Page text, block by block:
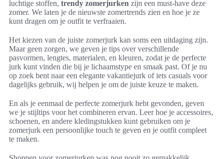
luchtige stoffen, trendy zomerjurken zijn een must-have deze
zomer. We laten je de nieuwste zomertrends zien en hoe je ze
kunt dragen om je outfit te verfraaien.
Het kiezen van de juiste zomerjurk kan soms een uitdaging zijn.
Maar geen zorgen, we geven je tips over verschillende
pasvormen, lengtes, materialen, en kleuren, zodat je de perfecte
jurk kunt vinden die bij je lichaamstype en smaak past. Of je nu
op zoek bent naar een elegante vakantiejurk of iets casuals voor
dagelijks gebruik, wij helpen je om de juiste keuze te maken.
En als je eenmaal de perfecte zomerjurk hebt gevonden, geven
we je stijltips voor het combineren ervan. Leer hoe je accessoires,
schoenen, en andere kledingstukken kunt gebruiken om je
zomerjurk een persoonlijke touch te geven en je outfit compleet
te maken.